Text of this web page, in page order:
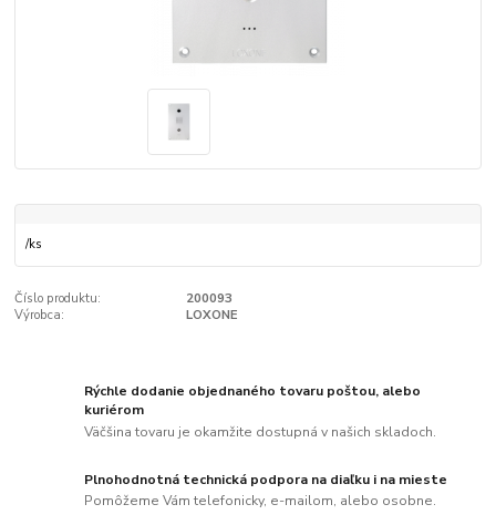
/ks
Číslo produktu:
200093
Výrobca:
LOXONE
Rýchle dodanie objednaného tovaru poštou, alebo
kuriérom
Väčšina tovaru je okamžite dostupná v našich skladoch.
Plnohodnotná technická podpora na diaľku i na mieste
Pomôžeme Vám telefonicky, e-mailom, alebo osobne.